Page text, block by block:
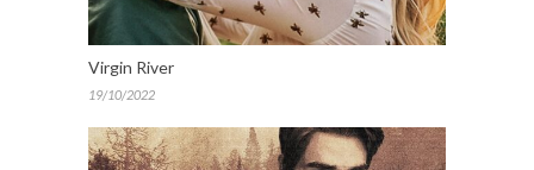
Virgin River
19/10/2022